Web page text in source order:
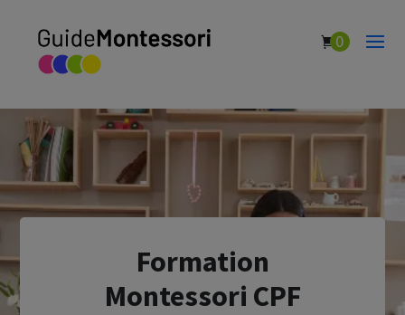
0
Formation
Montessori CPF